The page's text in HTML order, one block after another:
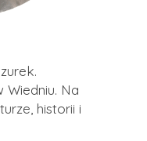
Wiedniu. Na
historii i